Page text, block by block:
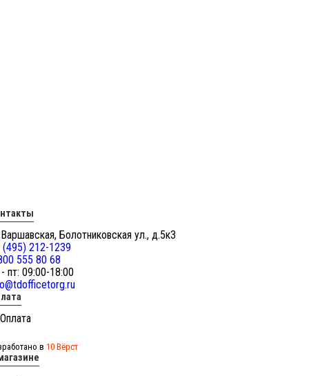
Болотниковская ул., д.5к3
(495) 212-1239
555 80 68
пт: 09:00-18:00
в 10 Вёрст